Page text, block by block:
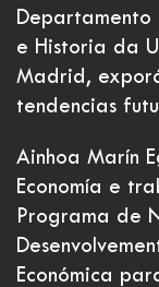
Departamento
e Historia da
Madrid,
tendencias
Ainhoa Marín
Economía e
Programa de
Económica